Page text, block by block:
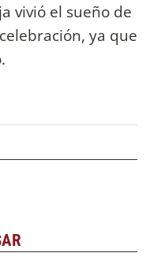
vivió el sueño de
ya que